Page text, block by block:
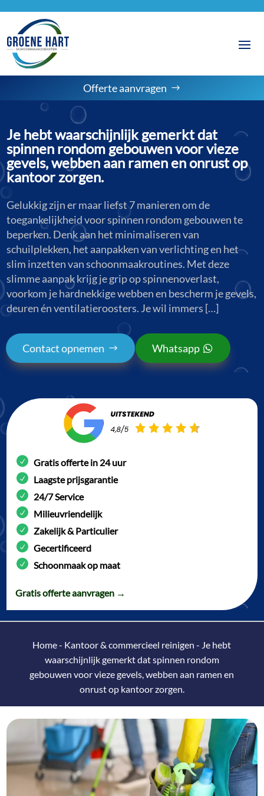
Offerte aanvragen
Je hebt waarschijnlijk gemerkt dat
spinnen rondom gebouwen voor vieze
gevels, webben aan ramen en onrust op
kantoor zorgen.
Gelukkig zijn er maar liefst 7 manieren om de
toegankelijkheid voor spinnen rondom gebouwen te
beperken. Denk aan het minimaliseren van
schuilplekken, het aanpakken van verlichting en het
slim inzetten van schoonmaakroutines. Met deze
slimme aanpak krijg je grip op spinnenoverlast,
voorkom je hardnekkige webben en bescherm je gevels,
deuren én ventilatieroosters. Je wil immers […]
Contact opnemen Whatsapp
Gratis offerte in 24 uur
Laagste prijsgarantie
24/7 Service
Milieuvriendelijk
Zakelijk & Particulier
Gecertificeerd
Schoonmaak op maat
Gratis offerte aanvragen →
Home- Kantoor & commercieel reinigen - Je hebt
waarschijnlijk gemerkt dat spinnen rondom
gebouwen voor vieze gevels, webben aan ramen en
onrust op kantoor zorgen.